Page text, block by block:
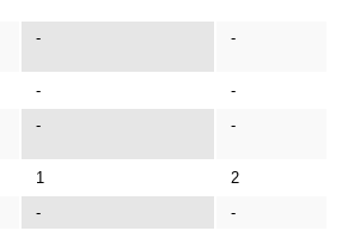
- -
-
-
- -
1
2
-
-